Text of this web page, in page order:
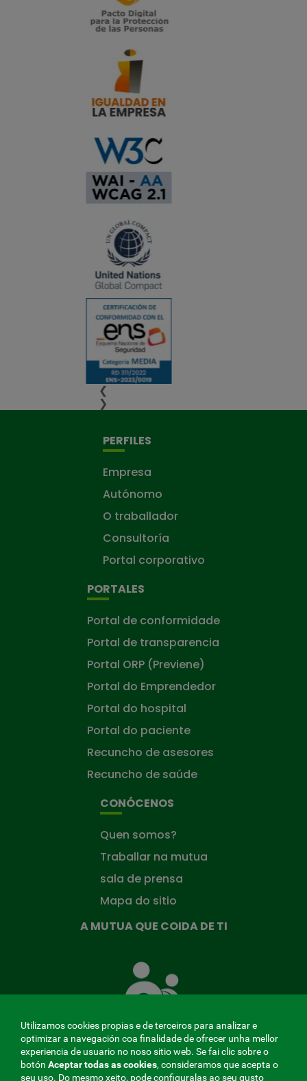
❮
❯
PERFILES
Empresa
Autónomo
O traballador
Consultoría
Portal corporativo
PORTALES
Portal de conformidade
Portal de transparencia
Portal ORP (Previene)
Portal do Emprendedor
Portal do hospital
Portal do paciente
Recuncho de asesores
Recuncho de saúde
CONÓCENOS
Quen somos?
Traballar na mutua
sala de prensa
Mapa do sitio
A MUTUA QUE COIDA DE TI
Mutua
que
Utilizamos cookies propias e de terceiros para analizar e
optimizar a navegación coa finalidade de ofrecer unha mellor
experiencia de usuario no noso sitio web. Se fai clic sobre o
botón Aceptar todas as cookies, consideramos que acepta o
seu uso. Do mesmo xeito, pode configuralas ao seu gusto